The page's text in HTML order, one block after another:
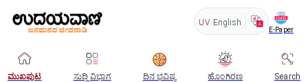
UV English
E-Paper
ಮುಖಪುಟ ಸುದ್ದಿ ವಿಭಾಗ ದಿನ ಭವಿಷ್ಯ ಹೊಂಗಿರಣ Search